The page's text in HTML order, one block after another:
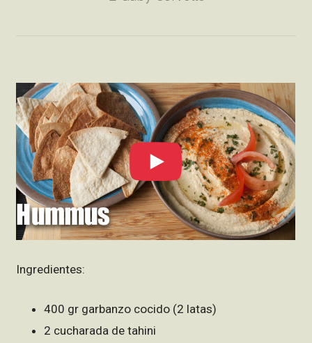
Ingredientes:
400 gr garbanzo cocido (2 latas)
2 cucharada de tahini